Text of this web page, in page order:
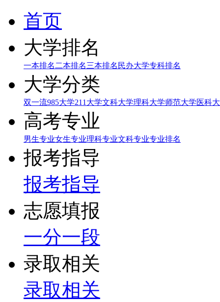
首页
大学排名
一本排名 二本排名三本排名 民办大学专科排名
大学分类
双一流985大学211大学文科大学理科大学师范大学医科
高考专业
男生专业女生专业理科专业文科专业专业排名
报考指导
报考指导
志愿填报
一分一段
录取相关
录取相关